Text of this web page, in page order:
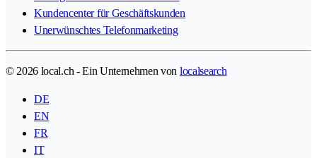
Kundencenter für Geschäftskunden
Unerwünschtes Telefonmarketing
© 2026 local.ch - Ein Unternehmen von localsearch
DE
EN
FR
IT